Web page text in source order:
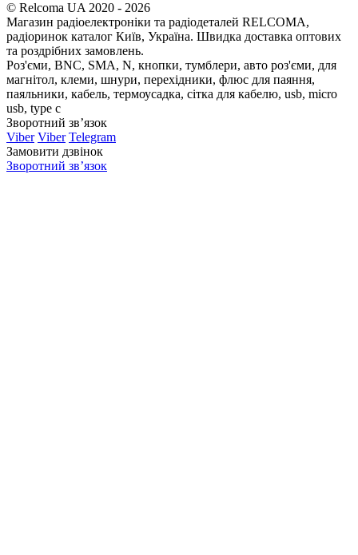
© Relcoma UA 2020 - 2026
Магазин радіоелектроніки та радіодеталей RELCOMA,
радіоринок каталог Київ, Україна. Швидка доставка оптових
та роздрібних замовлень.
Роз'єми, BNC, SMA, N, кнопки, тумблери, авто роз'єми, для
магнітол, клеми, шнури, перехідники, флюс для паяння,
паяльники, кабель, термоусадка, сітка для кабелю, usb, micro
usb, type c
Зворотний зв’язок
Viber Viber Telegram
Замовити дзвінок
Зворотний зв’язок